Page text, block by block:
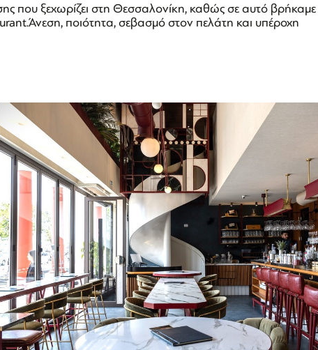
που ξεχωρίζει στη Θεσσαλονίκη, καθώς σε αυτό βρήκαμε
ποιότητα, σεβασμό στον πελάτη και υπέροχη